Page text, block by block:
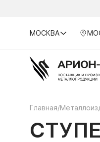
МОСКВА
Главная/